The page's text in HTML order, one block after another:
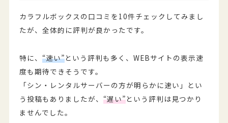
カラフルボックスの口コミを10件チェックしてみまし
たが、全体的に評判が良かったです。
特に、“速い”という評判も多く、WEBサイトの表示速
度も期待できそうです。
「シン・レンタルサーバーの方が明らかに速い」とい
う投稿もありましたが、“遅い”という評判は見つかり
ませんでした。